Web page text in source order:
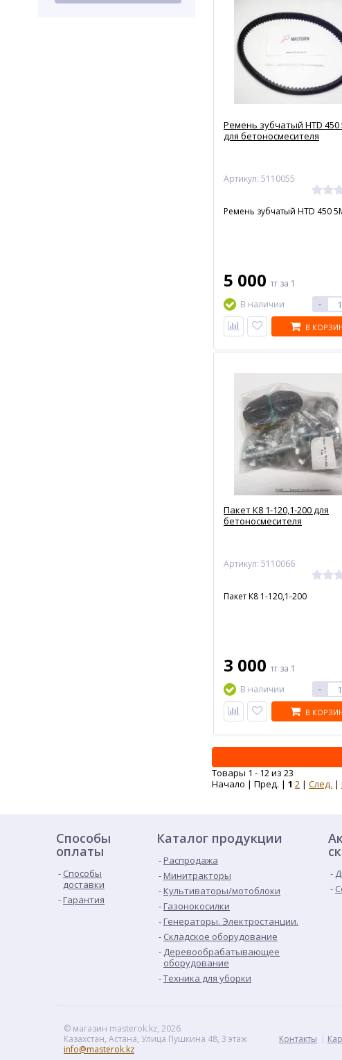
Ремень зубчатый HTD 450
для бетоносмесителя
Артикул: 5110055
Ремень зубчатый HTD 450
5 000 тг за 1
В наличии
-
В
Пакет К8 1-120,1-200 для
бетоносмесителя
Артикул: 5110066
Пакет К8 1-120,1-200
3 000 тг за 1
В наличии
-
В
Товары 1 - 12 из 23
Начало | Пред. | 1 2 | След. |
Способы
оплаты
Способы
доставки
Гарантия
Каталог продукции
Распродажа
Минитракторы
Культиваторы/мотоблоки
Газонокосилки
Генераторы. Электростанции.
Складское оборудование
Деревообрабатывающее
оборудование
Техника для уборки
© магазин masterok.kz, 2026
Казахстан, Астана, Улица Пушкина 48, 3 этаж
info@masterok.kz
Контакты